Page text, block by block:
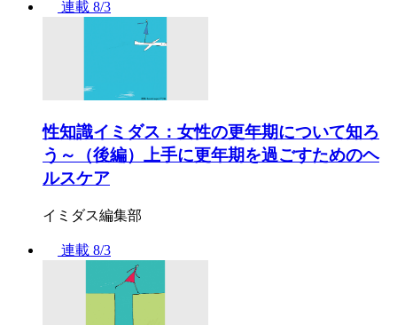
連載 8/3
性知識イミダス：女性の更年期について知ろ
う～（後編）上手に更年期を過ごすためのヘ
ルスケア
イミダス編集部
連載 8/3